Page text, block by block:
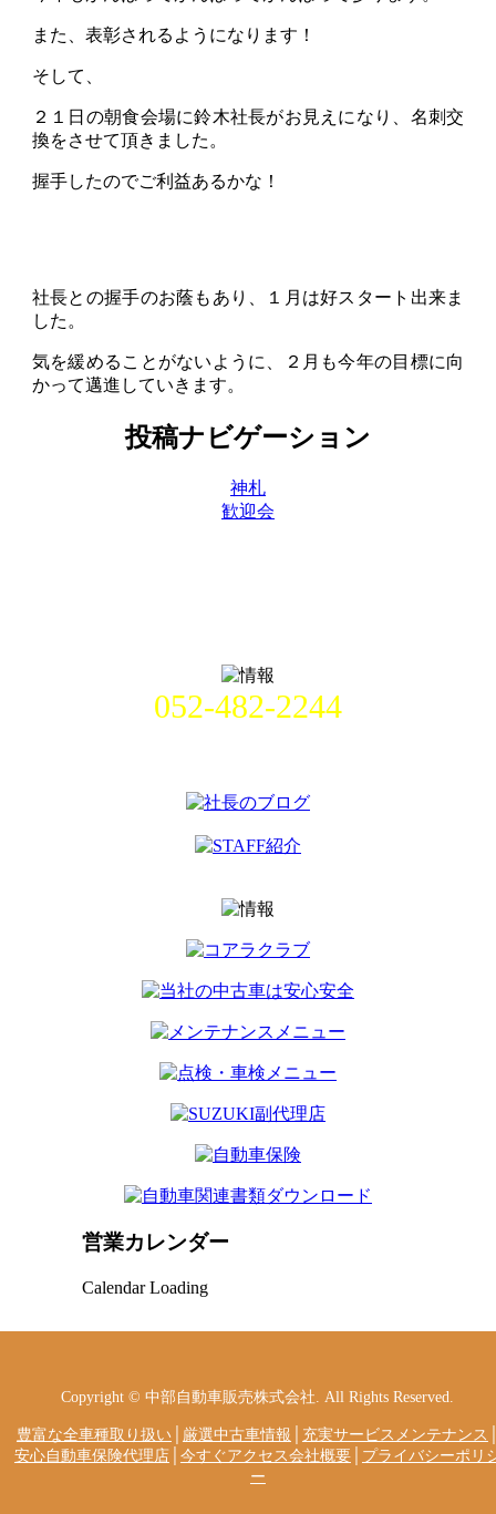
また、表彰されるようになります！
そして、
２１日の朝食会場に鈴木社長がお見えになり、名刺交
換をさせて頂きました。
握手したのでご利益あるかな！
社長との握手のお蔭もあり、１月は好スタート出来ま
した。
気を緩めることがないように、２月も今年の目標に向
かって邁進していきます。
投稿ナビゲーション
神札
歓迎会
052-482-2244
営業カレンダー
Calendar Loading
Copyright © 中部自動車販売株式会社. All Rights Reserved.
豊富な全車種取り扱い│ 厳選中古車情報 充実サービスメンテナンス
安心自動車保険代理店│ 今すぐアクセス会社概要│ プライバシーポリ
ー